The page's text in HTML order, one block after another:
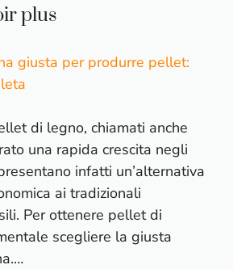
plus
giusta per produrre pellet:
di legno, chiamati anche
una rapida crescita negli
infatti un’alternativa
ai tradizionali
Per ottenere pellet di
scegliere la giusta